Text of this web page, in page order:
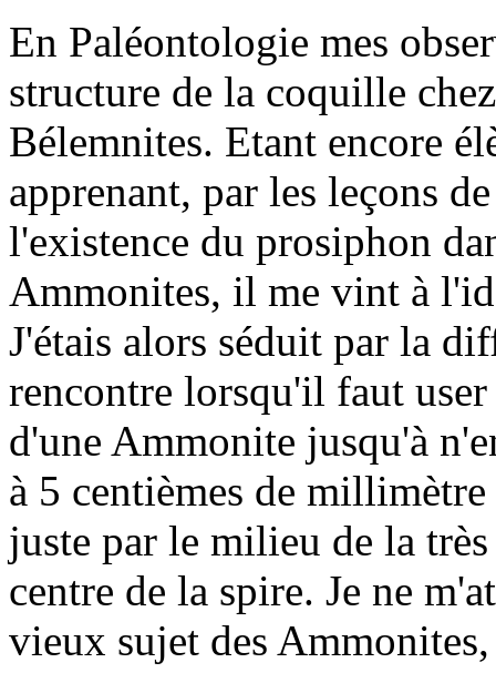
En Paléontologie mes
structure de la coquille
Bélemnites. Etant encore
apprenant, par les leçons
l'existence du prosiphon
Ammonites, il me vint à
J'étais alors séduit par la
rencontre lorsqu'il faut user
d'une Ammonite jusqu'à
à 5 centièmes de millimètre
juste par le milieu de la
centre de la spire. Je ne
vieux sujet des